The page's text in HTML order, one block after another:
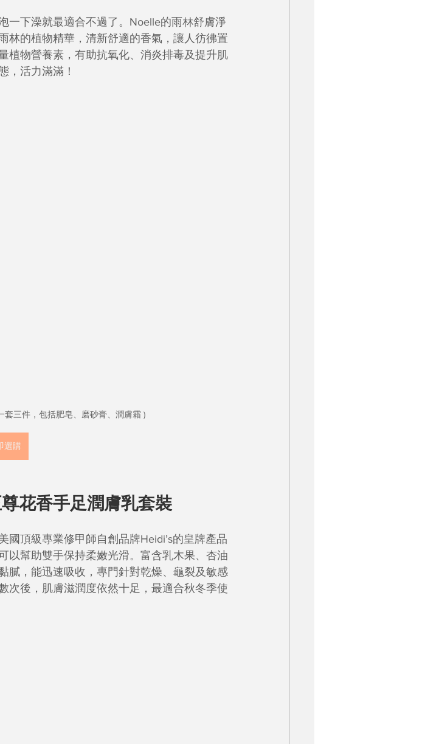
一下澡就最適合不過了。Noelle的雨林舒膚淨
林的植物精華，清新舒適的香氣，讓人彷彿置
植物營養素，有助抗氧化、消炎排毒及提升肌
，活力滿滿！
套三件，包括肥皂、磨砂膏、潤膚霜 )
選購
花香手足潤膚乳套裝
頂級專業修甲師自創品牌Heidi’s的皇牌產品
以幫助雙手保持柔嫩光滑。富含乳木果、杏油
膩，能迅速吸收，專門針對乾燥、龜裂及敏感
次後，肌膚滋潤度依然十足，最適合秋冬季使